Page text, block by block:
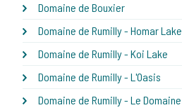
Domaine de Bouxier
Domaine de Rumilly - Homar Lake
Domaine de Rumilly - Koi Lake
Domaine de Rumilly - L'Oasis
Domaine de Rumilly - Le Domaine